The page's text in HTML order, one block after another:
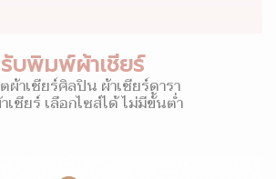
รับพิมพ์ผ้าเชียร์
ผ้าเชียร์ศิลปิน ผ้าเชียร์ดารา
ชียร์ เลือกไซส์ได้ ไม่มีขั้นต่ำ